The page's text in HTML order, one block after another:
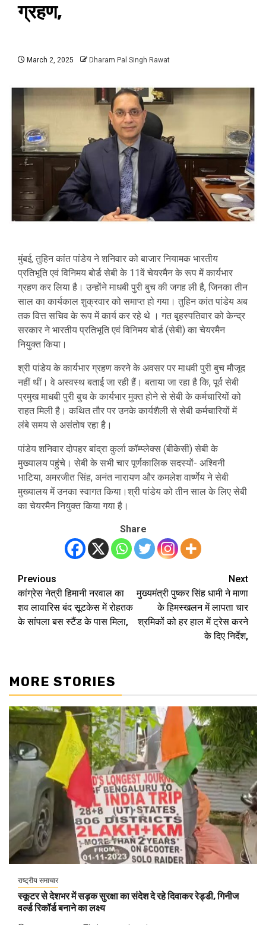
ग्रहण,
March 2, 2025 Dharam Pal Singh Rawat
मुंबई, तुहिन कांत पांडेय ने शनिवार को बाजार नियामक भारतीय
प्रतिभूति एवं विनिमय बोर्ड सेबी के 11वें चेयरमैन के रूप में कार्यभार
ग्रहण कर लिया है। उन्होंने माधबी पुरी बुच की जगह ली है, जिनका तीन
साल का कार्यकाल शुक्रवार को समाप्त हो गया। तुहिन कांत पांडेय अब
तक वित्त सचिव के रूप में कार्य कर रहे थे । गत बृहस्पतिवार को केन्द्र
सरकार ने भारतीय प्रतिभूति एवं विनिमय बोर्ड (सेबी) का चेयरमैन
नियुक्त किया।
श्री पांडेय के कार्यभार ग्रहण करने के अवसर पर माधवी पुरी बुच मौजूद
नहीं थीं। वे अस्वस्थ बताई जा रही हैं। बताया जा रहा है कि, पूर्व सेबी
प्रमुख माधबी पुरी बुच के कार्यभार मुक्त होने से सेबी के कर्मचारियों को
राहत मिली है। कथित तौर पर उनके कार्यशैली से सेबी कर्मचारियों में
लंबे समय से असंतोष रहा है।
‌पांडेय शनिवार दोपहर बांद्रा कुर्ला कॉम्प्लेक्स (बीकेसी) सेबी के
मुख्यालय पहुंचे। सेबी के सभी चार पूर्णकालिक सदस्यों- अश्विनी
भाटिया, अमरजीत सिंह, अनंत नारायण और कमलेश वार्ष्णेय ने सेबी
मुख्यालय में उनका स्वागत किया।श्री पांडेय को तीन साल के लिए सेबी
का चेयरमैन नियुक्त किया गया है।
Share
Post
navigation
Previous
कांग्रेस नेत्री हिमानी नरवाल का
शव लावारिस बंद सूटकेस में रोहतक
के सांपला बस स्टैंड के पास मिला,
Next
मुख्यमंत्री पुष्कर सिंह धामी ने माणा
के हिमस्खलन में लापता चार
श्रमिकों को हर हाल में ट्रेस करने
के दिए निर्देश,
MORE STORIES
राष्ट्रीय समाचार
स्कूटर से देशभर में सड़क सुरक्षा का संदेश दे रहे दिवाकर रेड्डी, गिनीज
वर्ल्ड रिकॉर्ड बनाने का लक्ष्य